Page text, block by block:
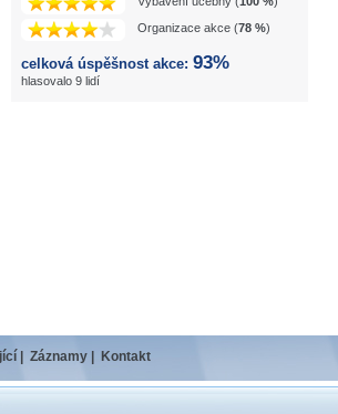
Organizace akce (78 %)
celková úspěšnost akce: 93%
hlasovalo 9 lidí
Záznamy Kontakt